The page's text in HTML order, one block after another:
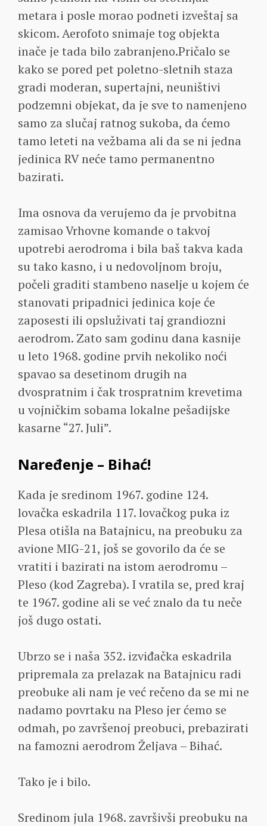
metara i posle morao podneti izveštaj sa
skicom. Aerofoto snimaje tog objekta
inače je tada bilo zabranjeno.Pričalo se
kako se pored pet poletno-sletnih staza
gradi moderan, supertajni, neuništivi
podzemni objekat, da je sve to namenjeno
samo za slučaj ratnog sukoba, da ćemo
tamo leteti na vežbama ali da se ni jedna
jedinica RV neće tamo permanentno
bazirati.
Ima osnova da verujemo da je prvobitna
zamisao Vrhovne komande o takvoj
upotrebi aerodroma i bila baš takva kada
su tako kasno, i u nedovoljnom broju,
počeli graditi stambeno naselje u kojem će
stanovati pripadnici jedinica koje će
zaposesti ili opsluživati taj grandiozni
aerodrom. Zato sam godinu dana kasnije
u leto 1968. godine prvih nekoliko noći
spavao sa desetinom drugih na
dvospratnim i čak trospratnim krevetima
u vojničkim sobama lokalne pešadijske
kasarne “27. Juli”.
Naređenje – Bihać!
Kada je sredinom 1967. godine 124.
lovačka eskadrila 117. lovačkog puka iz
Plesa otišla na Batajnicu, na preobuku za
avione MIG-21, još se govorilo da će se
vratiti i bazirati na istom aerodromu –
Pleso (kod Zagreba). I vratila se, pred kraj
te 1967. godine ali se već znalo da tu neče
još dugo ostati.
Ubrzo se i naša 352. izviđačka eskadrila
pripremala za prelazak na Batajnicu radi
preobuke ali nam je već rečeno da se mi ne
nadamo povrtaku na Pleso jer ćemo se
odmah, po završenoj preobuci, prebazirati
na famozni aerodrom Željava – Bihać.
Tako je i bilo.
Sredinom jula 1968. završivši preobuku na